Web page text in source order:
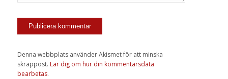
Denna webbplats använder Akismet för att minska
skräppost. Lär dig om hur din kommentarsdata
bearbetas.